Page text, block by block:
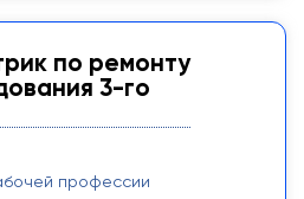
по ремонту
3-го
профессии